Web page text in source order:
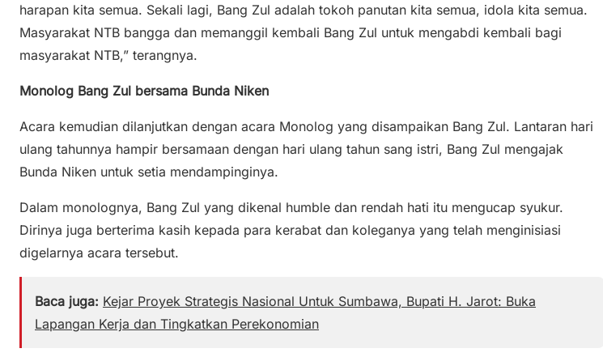
harapan kita semua. Sekali lagi, Bang Zul adalah tokoh panutan kita semua, idola kita semua.
Masyarakat NTB bangga dan memanggil kembali Bang Zul untuk mengabdi kembali bagi
masyarakat NTB,” terangnya.
Monolog Bang Zul bersama Bunda Niken
Acara kemudian dilanjutkan dengan acara Monolog yang disampaikan Bang Zul. Lantaran hari
ulang tahunnya hampir bersamaan dengan hari ulang tahun sang istri, Bang Zul mengajak
Bunda Niken untuk setia mendampinginya.
Dalam monolognya, Bang Zul yang dikenal humble dan rendah hati itu mengucap syukur.
Dirinya juga berterima kasih kepada para kerabat dan koleganya yang telah menginisiasi
digelarnya acara tersebut.
Baca juga: Kejar Proyek Strategis Nasional Untuk Sumbawa, Bupati H. Jarot: Buka
Lapangan Kerja dan Tingkatkan Perekonomian